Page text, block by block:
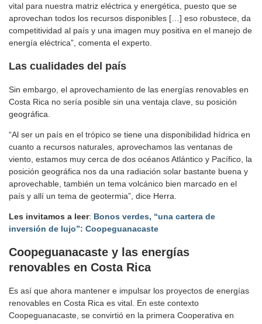
vital para nuestra matriz eléctrica y energética, puesto que se
aprovechan todos los recursos disponibles […] eso robustece, da
competitividad al país y una imagen muy positiva en el manejo de
energía eléctrica”, comenta el experto.
Las cualidades del país
Sin embargo, el aprovechamiento de las energías renovables en
Costa Rica no sería posible sin una ventaja clave, su posición
geográfica.
“Al ser un país en el trópico se tiene una disponibilidad hídrica en
cuanto a recursos naturales, aprovechamos las ventanas de
viento, estamos muy cerca de dos océanos Atlántico y Pacífico, la
posición geográfica nos da una radiación solar bastante buena y
aprovechable, también un tema volcánico bien marcado en el
país y allí un tema de geotermia”, dice Herra.
Les invitamos a leer: Bonos verdes, “una cartera de
inversión de lujo”: Coopeguanacaste
Coopeguanacaste y las energías
renovables en Costa Rica
Es así que ahora mantener e impulsar los proyectos de energías
renovables en Costa Rica es vital. En este contexto
Coopeguanacaste, se convirtió en la primera Cooperativa en